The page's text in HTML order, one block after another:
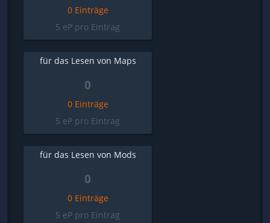
0 Einträge
5 eP pro Eintrag
für das Lesen von Maps
0
0 Einträge
5 eP pro Eintrag
für das Lesen von Mods
0
0 Einträge
5 eP pro Eintrag